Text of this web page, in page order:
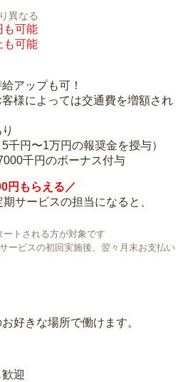
異なる
も可能
も可能
アップも可！
様によっては交通費を増額され
千円〜1万円の報奨金を授与）
千円のボーナス付与
円もらえる／
サービスの担当になると、
トされる方が対象です
ービスの初回実施後、翌々月末お支払い
好きな場所で働けます。
迎